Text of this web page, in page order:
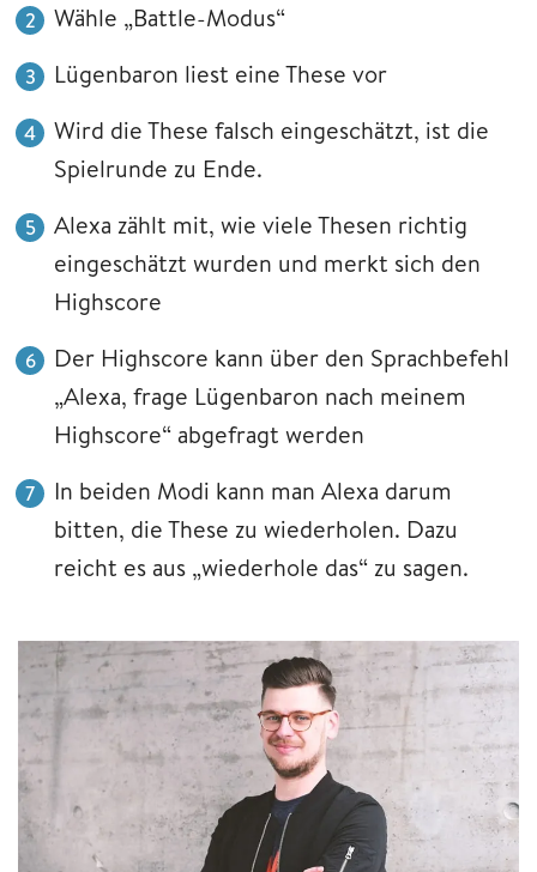
Wähle „Battle-Modus“
Lügenbaron liest eine These vor
Wird die These falsch eingeschätzt, ist die
Spielrunde zu Ende.
Alexa zählt mit, wie viele Thesen richtig
eingeschätzt wurden und merkt sich den
Highscore
Der Highscore kann über den Sprachbefehl
„Alexa, frage Lügenbaron nach meinem
Highscore“ abgefragt werden
In beiden Modi kann man Alexa darum
bitten, die These zu wiederholen. Dazu
reicht es aus „wiederhole das“ zu sagen.